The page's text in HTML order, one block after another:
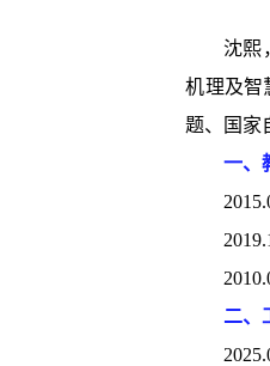
沈熙
机理及智
题、国家
一、
二、